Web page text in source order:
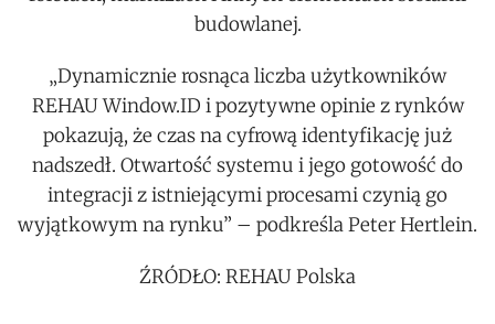
budowlanej.
„Dynamicznie rosnąca liczba użytkowników
REHAU Window.ID i pozytywne opinie z rynków
pokazują, że czas na cyfrową identyfikację już
nadszedł. Otwartość systemu i jego gotowość do
integracji z istniejącymi procesami czynią go
wyjątkowym na rynku” – podkreśla Peter Hertlein.
ŹRÓDŁO: REHAU Polska